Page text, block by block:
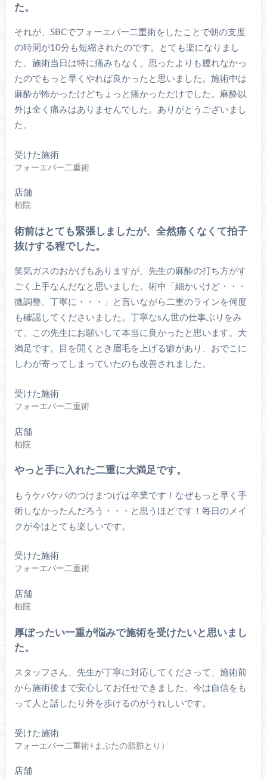
た。
それが、SBCでフォーエバー二重術をしたことで朝の支度
の時間が10分も短縮されたのです。とても楽になりまし
た。施術当日は特に痛みもなく、思ったよりも腫れなかっ
たのでもっと早くやれば良かったと思いました。施術中は
麻酔が怖かったけどちょっと痛かっただけでした。麻酔以
外は全く痛みはありませんでした。ありがとうございまし
た。
受けた施術
フォーエバー二重術
店舗
柏院
術前はとても緊張しましたが、全然痛くなくて拍子
抜けする程でした。
笑気ガスのおかげもありますが、先生の麻酔の打ち方がす
ごく上手なんだなと思いました。術中「細かいけど・・・
微調整、丁寧に・・・」と言いながら二重のラインを何度
も確認してくださいました。丁寧なsん世の仕事ぶりをみ
て、この先生にお願いして本当に良かったと思います。大
満足です。目を開くとき眉毛を上げる癖があり、おでこに
しわが寄ってしまっていたのも改善されました。
受けた施術
フォーエバー二重術
店舗
柏院
やっと手に入れた二重に大満足です。
もうケバケバのつけまつげは卒業です！なぜもっと早く手
術しなかったんだろう・・・と思うほどです！毎日のメイ
クが今はとても楽しいです。
受けた施術
フォーエバー二重術
店舗
柏院
厚ぼったい一重が悩みで施術を受けたいと思いまし
た。
スタッフさん、先生が丁寧に対応してくださって、施術前
から施術後まで安心してお任せできました。今は自信をも
って人と話したり外を歩けるのがうれしいです。
受けた施術
フォーエバー二重術+まぶたの脂肪とり）
店舗